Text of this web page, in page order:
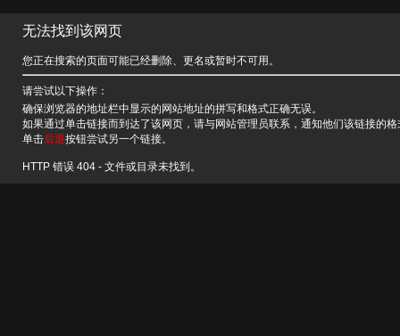
无法找到该网页
您正在搜索的页面可能已经删除、更名或暂时不可用。
请尝试以下操作：
确保浏览器的地址栏中显示的网站地址的拼写和格式正确无误。
如果通过单击链接而到达了该网页，请与网站管理员联系，通知他们该链接的
单击后退按钮尝试另一个链接。
HTTP 错误 404 - 文件或目录未找到。